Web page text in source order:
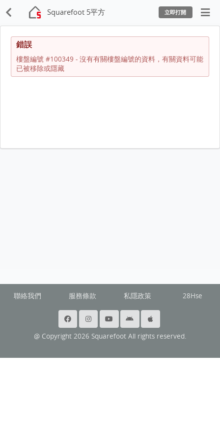
Squarefoot 5平方 立即打開
錯誤
樓盤編號 #100349 - 沒有有關樓盤編號的資料，有關資料可能
已被移除或隱藏
聯絡我們 服務條款 私隱政策 28Hse
@ Copyright 2026 Squarefoot All rights reserved.